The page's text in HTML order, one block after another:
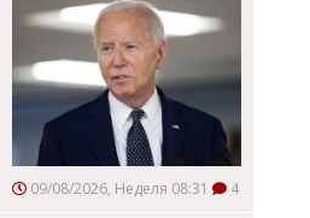
09/08/2026, Неделя 08:31 4